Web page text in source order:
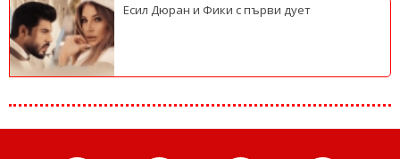
Есил Дюран и Фики с първи дует